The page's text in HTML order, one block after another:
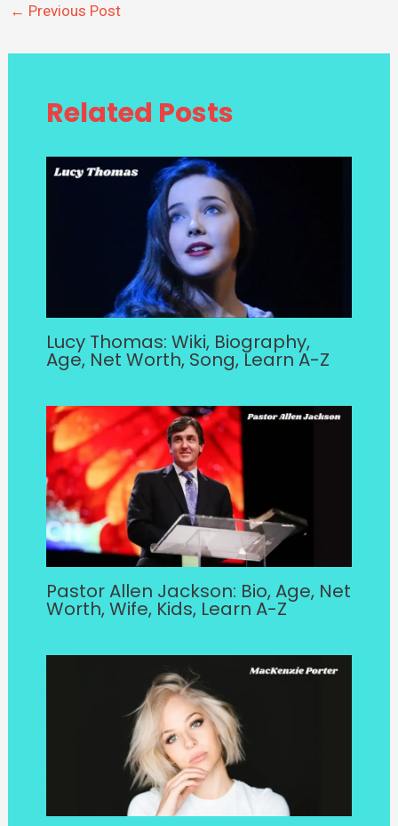
← Previous Post
Related Posts
Lucy Thomas: Wiki, Biography,
Age, Net Worth, Song, Learn A-Z
Pastor Allen Jackson: Bio, Age, Net
Worth, Wife, Kids, Learn A-Z